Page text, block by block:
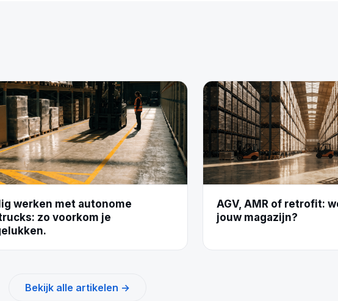
werken met autonome
zo voorkom je
AGV, AMR of retrofit:
jouw magazijn?
Bekijk alle artikelen →